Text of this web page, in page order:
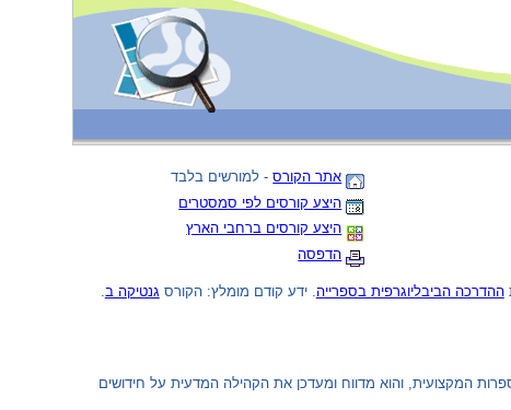
אתר הקורס- למורשים בלבד
היצע קורסים לפי סמסטרים
היצע קורסים ברחבי הארץ
הדפסה
ההדרכה הביבליוגרפית בספרייה . ידע קודם מומלץ: הקורס גנטיקה ב
המקצועית, והוא מדווח ומעדכן את הקהילה המדעית על חידושים